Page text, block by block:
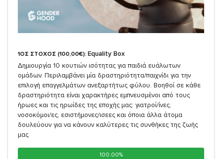
1ΟΣ ΣΤΟΧΟΣ (100,00€): Equality Box
Δημιουργία 10 κουτιών ισότητας για παιδιά ευάλωτων
ομάδων. Περιλαμβάνει μία δραστηριότητα/παιχνίδι για την
επιλογή επαγγελμάτων ανεξαρτήτως φύλου. Βοηθοί σε κάθε
δραστηριότητα είναι χαρακτήρες εμπνευσμένοι από τους
ήρωες και τις ηρωίδες της εποχής μας: γιατροί/ίνες,
νοσοκόμοι/ες, εσιστήμονες/ισεες και όποια άλλα άτομα
δουλεύουν για να κάνουν καλύτερες τις συνθήκες της ζωής
μας.
100.00%
100.00%